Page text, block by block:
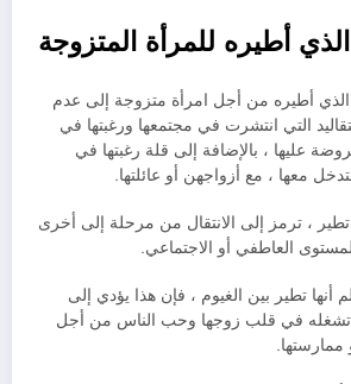
أطيره للمرأة المتزوجة
أطيره من أجل امرأة متزوجة إلى عدم
التي انتشرت في مجتمعها ورغبتها في
عليها ، بالإضافة إلى قلة رغبتها في
معها ، مع أزواجهن أو عائلتها.
، ترمز إلى الانتقال من مرحلة إلى أخرى
العاطفي أو الاجتماعي.
أنها تطير بين الغيوم ، فإن هذا يؤدي إلى
تشغله في قلب زوجها وحب الناس من أجل